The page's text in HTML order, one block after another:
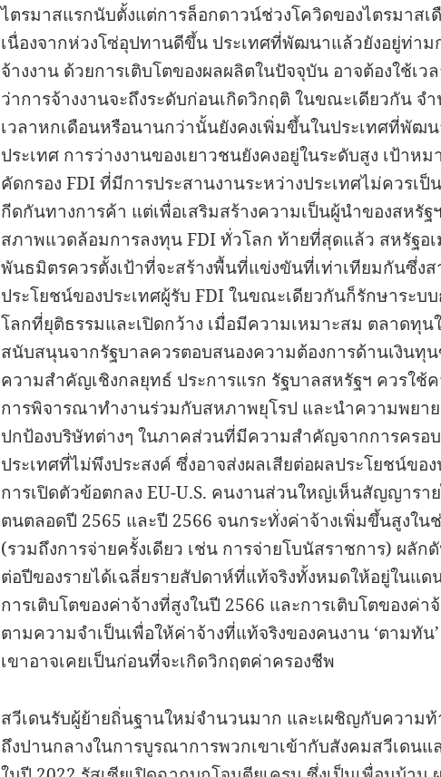
ไตรมาสแรกนับตั้งแต่การล็อกดาวน์ช่วงโควิดของไตรมาสเ
เนื่องจากห่วงโซ่อุปทานดีขึ้น ประเทศที่พัฒนาแล้วยังอยู่ท่าม
จ้างงาน ด้วยการเติบโตของผลผลิตในปัจจุบัน อาจต้องใช้เว
ว่าการจ้างงานจะถึงระดับก่อนเกิดวิกฤติ ในขณะเดียวกัน จ
เวลาหกเดือนหรือนานกว่านั้นยังคงเพิ่มขึ้นในประเทศที่พัฒ
ประเทศ การว่างงานของเยาวชนยังคงอยู่ในระดับสูง เป้าห
คัดกรอง FDI ที่มีการประสานงานระหว่างประเทศไม่ควรเป็
กีดกันทางการค้า แต่เพื่อเสริมสร้างความเป็นผู้นำของสหรั
สภาพแวดล้อมการลงทุน FDI ทั่วโลก ท้ายที่สุดแล้ว สหรัฐอ
พันธมิตรควรตั้งเป้าที่จะสร้างพื้นที่แข่งขันที่เท่าเทียมกันซึ่ง
ประโยชน์ของประเทศผู้รับ FDI ในขณะเดียวกันก็รักษาระบ
โลกที่ยุติธรรมและเปิดกว้าง เมื่อมีความเหมาะสม ตลาดทุน
สนับสนุนจากรัฐบาลควรตอบสนองความต้องการด้านเงินทุ
ความสำคัญเชิงกลยุทธ์ ประการแรก รัฐบาลสหรัฐฯ ควรใช้
การพิจารณาทำงานร่วมกับสหภาพยุโรป และนำความพยา
ปกป้องบริษัทต่างๆ ในภาคส่วนที่มีความสำคัญจากการครอ
ประเทศที่ไม่พึงประสงค์ ซึ่งอาจส่งผลเสียต่อผลประโยชน์ขอ
การเปิดตัวข้อตกลง EU-U.S. คนงานส่วนใหญ่เห็นสัญญารา
ตนตลอดปี 2565 และปี 2566 จนกระทั่งค่าจ้างเพิ่มขึ้นสูงใน
(รวมถึงการจ่ายครั้งเดียว เช่น การจ่ายโบนัสราชการ) ผลัก
ต่อปีของรายได้เฉลี่ยรายสัปดาห์ที่แท้จริงทั้งหมดให้อยู่ในแด
การเติบโตของค่าจ้างที่สูงในปี 2566 และการเติบโตของค่า
ตามความจำเป็นเพื่อให้ค่าจ้างที่แท้จริงของคนงาน ‘ตามทัน
เขาอาจเคยเป็นก่อนที่จะเกิดวิกฤตค่าครองชีพ
สวีเดนรับผู้ย้ายถิ่นฐานใหม่จำนวนมาก และเผชิญกับความท้
ถึงปานกลางในการบูรณาการพวกเขาเข้ากับสังคมสวีเดนแ